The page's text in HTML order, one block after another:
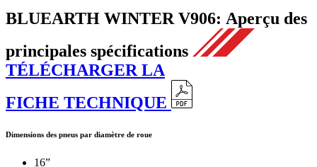
BLUEARTH WINTER V906: Aperçu des
principales spécifications
TÉLÉCHARGER LA
FICHE TECHNIQUE
Dimensions des pneus par diamètre de roue
16”